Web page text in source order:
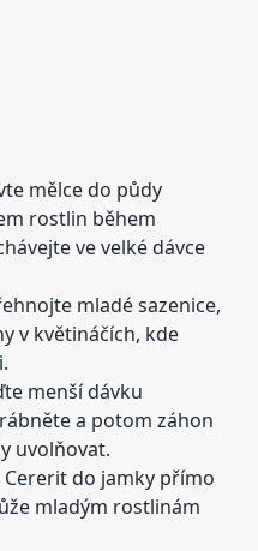
mělce do půdy
rostlin během
ve velké dávce
mladé sazenice,
v květináčích, kde
menší dávku
a potom záhon
uvolňovat.
Cererit do jamky přímo
mladým rostlinám